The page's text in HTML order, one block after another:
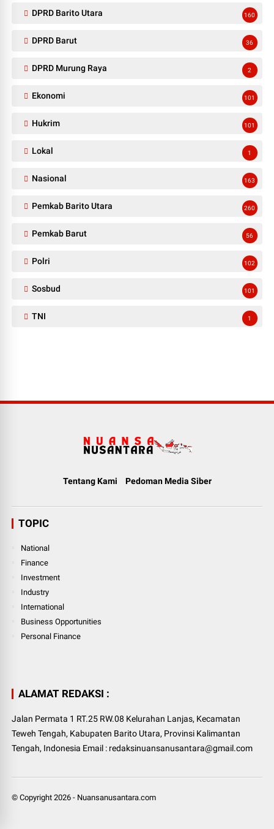
DPRD Barito Utara 160
DPRD Barut 36
DPRD Murung Raya 2
Ekonomi 101
Hukrim 101
Lokal 1
Nasional 163
Pemkab Barito Utara 260
Pemkab Barut 56
Polri 102
Sosbud 101
TNI 1
Tentang Kami Pedoman Media Siber
TOPIC
National
Finance
Investment
Industry
International
Business Opportunities
Personal Finance
ALAMAT REDAKSI :
Jalan Permata 1 RT.25 RW.08 Kelurahan Lanjas, Kecamatan
Teweh Tengah, Kabupaten Barito Utara, Provinsi Kalimantan
Tengah, Indonesia Email : redaksinuansanusantara@gmail.com
© Copyright2026 - Nuansanusantara.com